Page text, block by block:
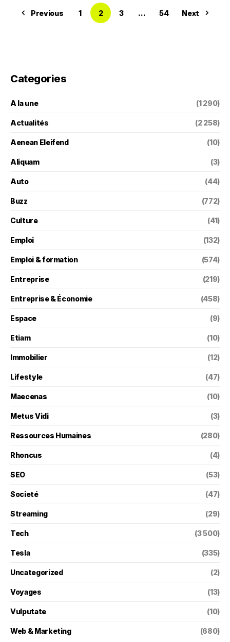
Previous 1 2 3 … 54 Next
Categories
A la une (1 290)
Actualités (2 258)
Aenean Eleifend (10)
Aliquam (3)
Auto (44)
Buzz (772)
Culture (41)
Emploi (132)
Emploi & formation (574)
Entreprise (219)
Entreprise & Économie (458)
Espace (9)
Etiam (10)
Immobilier (12)
Lifestyle (47)
Maecenas (10)
Metus Vidi (3)
Ressources Humaines (280)
Rhoncus (4)
SEO (53)
Societé (47)
Streaming (29)
Tech (3 500)
Tesla (335)
Uncategorized (2)
Voyages (13)
Vulputate (10)
Web & Marketing (680)